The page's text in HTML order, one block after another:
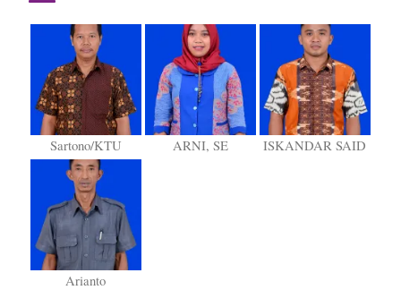
Sartono/KTU ARNI, SE ISKANDAR SAID
Arianto